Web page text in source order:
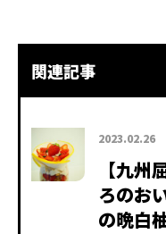
関連記事
2023.02.26
【九
ろのお
の晩白